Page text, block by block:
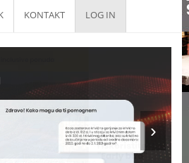
KONTAKT LOG IN